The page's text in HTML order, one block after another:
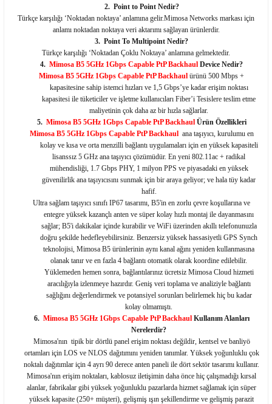
2. Point to Point Nedir?
Türkçe karşılığı ‘Noktadan noktaya’ anlamına gelir.Mimosa Networks markası için
anlamı noktadan noktaya veri aktarımı sağlayan ürünlerdir.
3. Point To Multipoint Nedir?
Türkçe karşılığı ‘Noktadan Çoklu Noktaya’ anlamına gelmektedir.
4. Mimosa B5 5GHz 1Gbps Capable PtP Backhaul Device Nedir?
Mimosa B5 5GHz 1Gbps Capable PtP Backhaul ürünü 500 Mbps +
kapasitesine sahip istemci hızları ve 1,5 Gbps’ye kadar erişim noktası
kapasitesi ile tüketiciler ve işletme kullanıcıları Fiber’i Tesislere teslim etme
maliyetinin çok daha az bir hızla sağlarlar.
5. Mimosa B5 5GHz 1Gbps Capable PtP BackhaulÜrün Özellikleri
Mimosa B5 5GHz 1Gbps Capable PtP Backhaulana taşıyıcı, kurulumu en
kolay ve kısa ve orta menzilli bağlantı uygulamaları için en yüksek kapasiteli
lisanssız 5 GHz ana taşıyıcı çözümüdür. En yeni 802.11ac + radikal
mühendisliği, 1.7 Gbps PHY, 1 milyon PPS ve piyasadaki en yüksek
güvenilirlik ana taşıyıcısını sunmak için bir araya geliyor; ve hala tüy kadar
hafif.
Ultra sağlam taşıyıcı sınıfı IP67 tasarımı, B5'in en zorlu çevre koşullarına ve
entegre yüksek kazançlı anten ve süper kolay hızlı montaj ile dayanmasını
sağlar; B5'i dakikalar içinde kurabilir ve WiFi üzerinden akıllı telefonunuzla
doğru şekilde hedefleyebilirsiniz. Benzersiz yüksek hassasiyetli GPS Synch
teknolojisi, Mimosa B5 ürünlerinin aynı kanal ağını yeniden kullanmasına
olanak tanır ve en fazla 4 bağlantı otomatik olarak koordine edilebilir.
Yüklemeden hemen sonra, bağlantılarınız ücretsiz Mimosa Cloud hizmeti
aracılığıyla izlenmeye hazırdır. Geniş veri toplama ve analiziyle bağlantı
sağlığını değerlendirmek ve potansiyel sorunları belirlemek hiç bu kadar
kolay olmamıştı.
6. Mimosa B5 5GHz 1Gbps Capable PtP BackhaulKullanım Alanları
Nerelerdir?
Mimosa'nın tipik bir dörtlü panel erişim noktası değildir, kentsel ve banliyö
ortamları için LOS ve NLOS dağıtımını yeniden tanımlar. Yüksek yoğunluklu çok
noktalı dağıtımlar için 4 ayrı 90 derece anten paneli ile dört sektör tasarımı kullanır.
Mimosa'nın erişim noktaları, kablosuz iletişimin daha önce hiç çalışmadığı kırsal
alanlar, fabrikalar gibi yüksek yoğunluklu pazarlarda hizmet sağlamak için süper
yüksek kapasite (250+ müşteri), gelişmiş ışın şekillendirme ve gelişmiş parazit